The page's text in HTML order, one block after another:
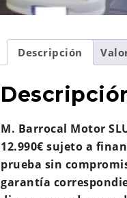
Descripción
M. Barrocal Motor
12.990€ sujeto a
prueba sin
garantía